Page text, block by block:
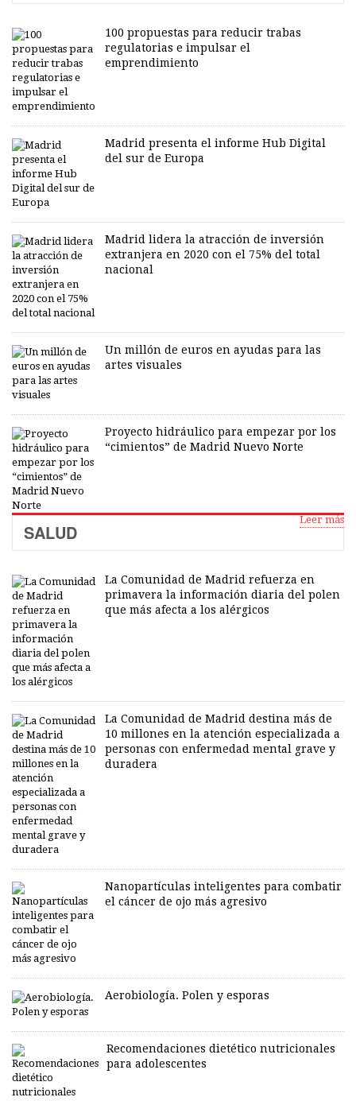
100 propuestas para reducir trabas
regulatorias e impulsar el
emprendimiento
Madrid presenta el informe Hub Digital
del sur de Europa
Madrid lidera la atracción de inversión
extranjera en 2020 con el 75% del total
nacional
Un millón de euros en ayudas para las
artes visuales
Proyecto hidráulico para empezar por los
“cimientos” de Madrid Nuevo Norte
Leer más
SALUD
La Comunidad de Madrid refuerza en
primavera la información diaria del polen
que más afecta a los alérgicos
La Comunidad de Madrid destina más de
10 millones en la atención especializada a
personas con enfermedad mental grave y
duradera
Nanopartículas inteligentes para combatir
el cáncer de ojo más agresivo
Aerobiología. Polen y esporas
Recomendaciones dietético nutricionales
para adolescentes